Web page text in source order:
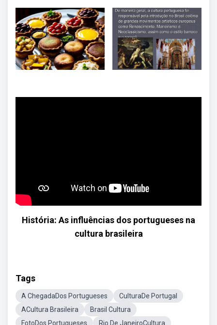
História: As influências dos portugueses na
cultura brasileira
Tags
A ChegadaDos Portugueses
CulturaDe Portugal
ACultura Brasileira
Brasil Cultura
FotoDos Portugueses
Rio De JaneiroCultura